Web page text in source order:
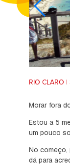
RIO CLARO |
Morar fora
Estou a 5
um pouco
No começo,
dá para